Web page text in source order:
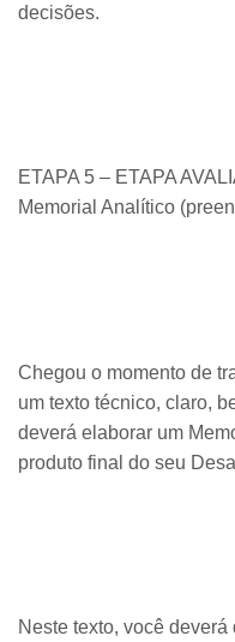
decisões.
ETAPA 5 – ETAPA
Memorial Analítico
Chegou o momento de
um texto técnico, claro,
deverá elaborar um
produto final do seu
Neste texto, você